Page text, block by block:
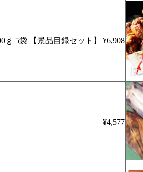
ｇ 5袋 【景品目録セット】 ¥6,908
¥4,577